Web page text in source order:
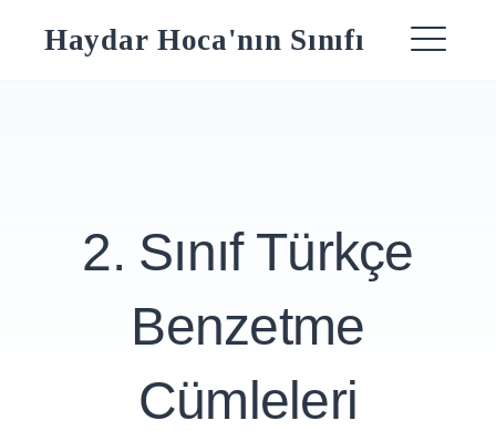
Haydar Hoca'nın Sınıfı
2. Sınıf Türkçe
Benzetme
Cümleleri